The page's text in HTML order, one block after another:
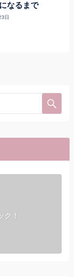
なるまで
日
ク！